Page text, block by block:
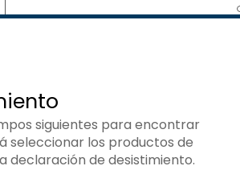
siguientes para encontrar
seleccionar los productos de
declaración de desistimiento.